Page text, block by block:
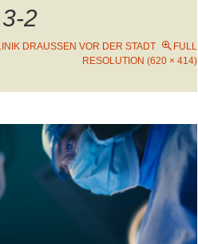
2
DRAUSSEN VOR DER STADT
FULL
RESOLUTION (620 × 414)